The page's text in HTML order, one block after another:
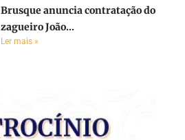
Brusque anuncia contratação do
zagueiro João...
Ler mais »